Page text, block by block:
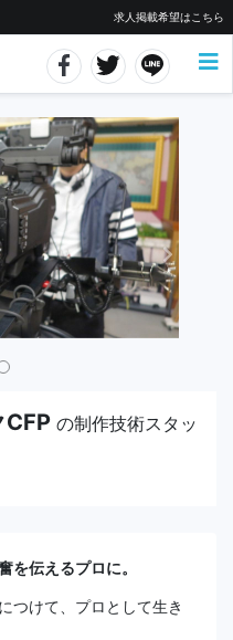
求人掲載希望はこちら
CFP の制作技術スタッ
を伝えるプロに。
つけて、プロとして生き